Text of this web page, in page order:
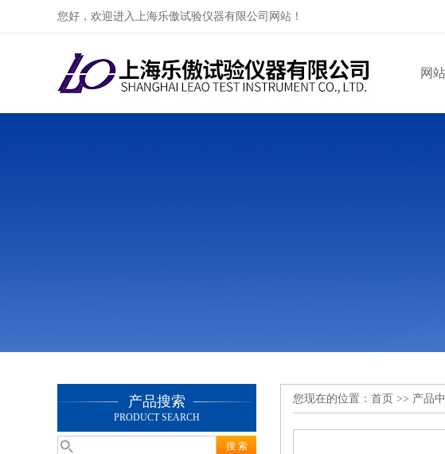
您好，欢迎进入上海乐傲试验仪器有限公司网站！
网
产品搜索
PRODUCT SEARCH
您现在的位置： 首页 >> 产品